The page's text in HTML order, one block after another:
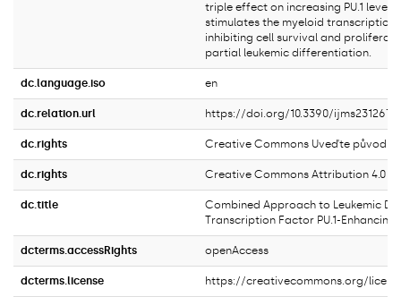
triple effect on increasing PU.1 levels
stimulates the myeloid
inhibiting cell survival and
partial leukemic differentiation.
dc.language.iso en
dc.relation.url https://doi.org/10.3390/
dc.rights Creative Commons Uveďte původ
dc.rights Creative Commons Attribution 4.0
dc.title
Combined Approach to Leukemic
Transcription Factor PU.1-Enhancing
dcterms.accessRights openAccess
dcterms.license https://creativecommons.org/